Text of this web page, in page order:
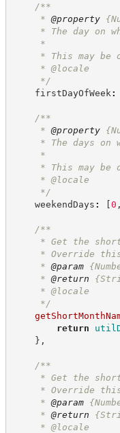
/**
* @property
* The day on
*
* This may be
* @locale
*/
firstDayOfWeek :
/**
* @property
* The days on
*
* This may be
* @locale
*/
weekendDays : [0 ,
/**
* Get the short
* Override this
* @param
* @return
* @locale
*/
return
} ,
/**
* Get the short
* Override this
* @param
* @return
* @locale